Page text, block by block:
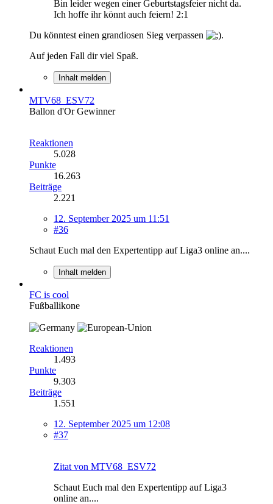
Bin leider wegen einer Geburtstagsfeier nicht da.
Ich hoffe ihr könnt auch feiern! 2:1
Du könntest einen grandiosen Sieg verpassen
.
Auf jeden Fall dir viel Spaß.
Inhalt melden
MTV68_ESV72
Ballon d'Or Gewinner
Reaktionen
5.028
Punkte
16.263
Beiträge
2.221
12. September 2025 um 11:51
#36
Schaut Euch mal den Expertentipp auf Liga3 online an....
Inhalt melden
FC is cool
Fußballikone
Reaktionen
1.493
Punkte
9.303
Beiträge
1.551
12. September 2025 um 12:08
#37
Zitat von MTV68_ESV72
Schaut Euch mal den Expertentipp auf Liga3
online an....